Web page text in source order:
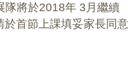
隊將於2018年 3 月繼續
首節上課填妥家長同意